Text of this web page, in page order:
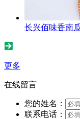
长兴佰味香南
更多
在线留言
您的姓名：
联系电话：